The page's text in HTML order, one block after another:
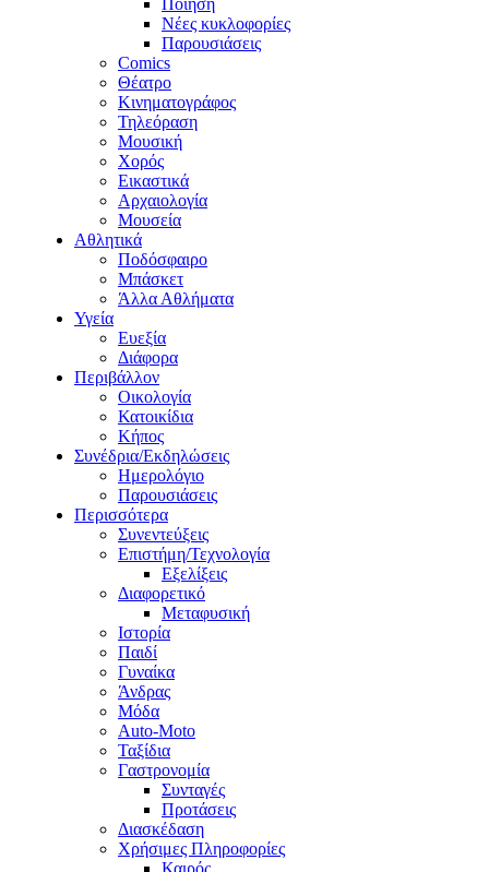
Ποίηση
Νέες κυκλοφορίες
Παρουσιάσεις
Comics
Θέατρο
Κινηματογράφος
Τηλεόραση
Μουσική
Χορός
Εικαστικά
Αρχαιολογία
Μουσεία
Αθλητικά
Ποδόσφαιρο
Μπάσκετ
Άλλα Αθλήματα
Υγεία
Ευεξία
Διάφορα
Περιβάλλον
Οικολογία
Κατοικίδια
Κήπος
Συνέδρια/Εκδηλώσεις
Ημερολόγιο
Παρουσιάσεις
Περισσότερα
Συνεντεύξεις
Επιστήμη/Τεχνολογία
Εξελίξεις
Διαφορετικό
Μεταφυσική
Ιστορία
Παιδί
Γυναίκα
Άνδρας
Μόδα
Auto-Moto
Ταξίδια
Γαστρονομία
Συνταγές
Προτάσεις
Διασκέδαση
Χρήσιμες Πληροφορίες
Καιρός